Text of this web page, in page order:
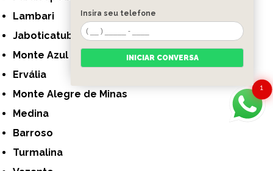
Lambari
Jaboticatubas
Monte Azul
Ervália
Monte Alegre de Minas
Medina
Barroso
Turmalina
1
Insira seu telefone
INICIAR CONVERSA